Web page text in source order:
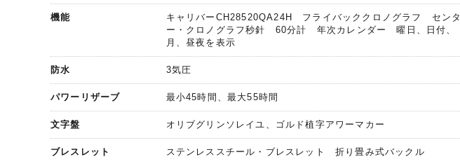
機能
キャリバーCH28520QA24H フライバッククロノグラフ センタ
ー・クロノグラフ秒針 60分計 年次カレンダー 曜日、日付、
月、昼夜を表示
防水 3気圧
パワーリザーブ 最小45時間、最大55時間
文字盤 オリブグリンソレイユ、ゴルド植字アワーマカー
ブレスレット ステンレススチール・ブレスレット 折り畳み式バックル